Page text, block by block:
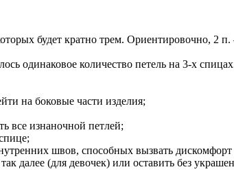
будет кратно трем. Ориентировочно, 2 п.
одинаковое количество петель на 3-х
на боковые части изделия;
все изнаночной петлей;
швов, способных вызвать
далее (для девочек) или оставить без